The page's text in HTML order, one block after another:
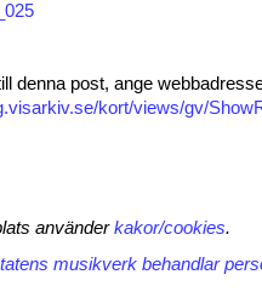
denna post, ange
kort/views/gv/
använderkakor/cookies.
musikverk behandlar